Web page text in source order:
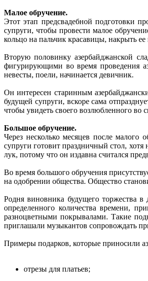
Малое обручение.
Этот этап предсвадебной подготовки
супруги, чтобы провести малое
кольцо на пальчик красавицы, накрыть ее
Вторую половинку азербайджанской
фигурирующими во время проведения
невесты, поели, начинается девичник.
Он интересен старинным
будущей супруги, вскоре сама
чтобы увидеть своего возлюбленного во
Большое обручение.
Через несколько месяцев после малого
супруги готовит праздничный стол,
лук, потому что он издавна считался
Во время большого обручения
на одобрении общества. Общество
Родня виновника будущего торжества
определенного количества времени,
разноцветными покрывалами. Такие
приглашали музыкантов сопровождать
Примеры подарков, которые приносили
отрезы для платьев;